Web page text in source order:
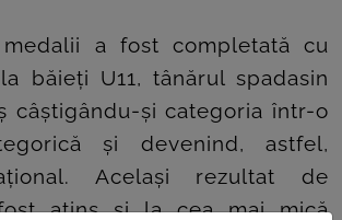
a fost completată cu
băieți U11, tânărul spadasin
câștigându-și categoria într-o
și devenind, astfel,
Același rezultat de
atins și la cea mai mică